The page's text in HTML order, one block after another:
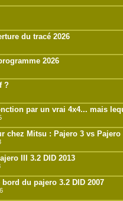
du tracé 2026
2026
?
par un vrai 4x4... mais
chez Mitsu : Pajero 3 vs Pajero
III 3.2 DID 2013
du pajero 3.2 DID 2007